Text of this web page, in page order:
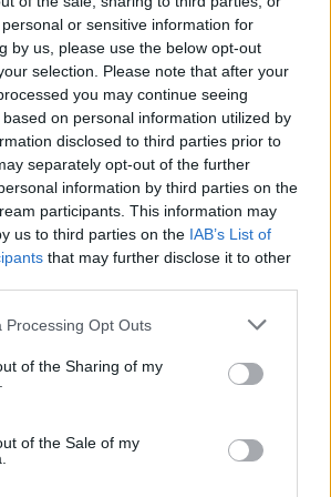
or sensitive information for
by us, please use the below opt-out
selection. Please note that after your
you may continue seeing
on personal information utilized by
disclosed to third parties prior to
separately opt-out of the further
information by third parties on the
participants. This information may
us to third parties on the IAB’s List of
that may further disclose it to other
Processing Opt Outs
of the Sharing of my
of the Sale of my
rigiroli busto garolfo
GLI ALTRI ARTICOLI DI
ALTO MILANESE
per te
meglio di
alla